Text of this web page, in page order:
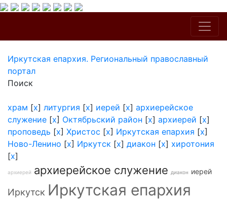
Иркутская епархия. Региональный православный
портал
Поиск
храм [x] литургия [x] иерей [x] архиерейское
служение [x] Октябрьский район [x] архиерей [x]
проповедь [x] Христос [x] Иркутская епархия [x]
Ново-Ленино [x] Иркутск [x] диакон [x] хиротония
[x]
архиерей архиерейское служение диакон иерей
Иркутск Иркутская епархия